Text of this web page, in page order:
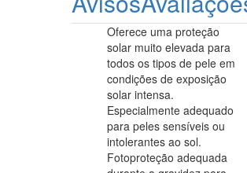
Oferece uma proteção
solar muito elevada para
todos os tipos de pele em
condições de exposição
solar intensa.
Especialmente adequado
para peles sensíveis ou
intolerantes ao sol.
Fotoproteção adequada